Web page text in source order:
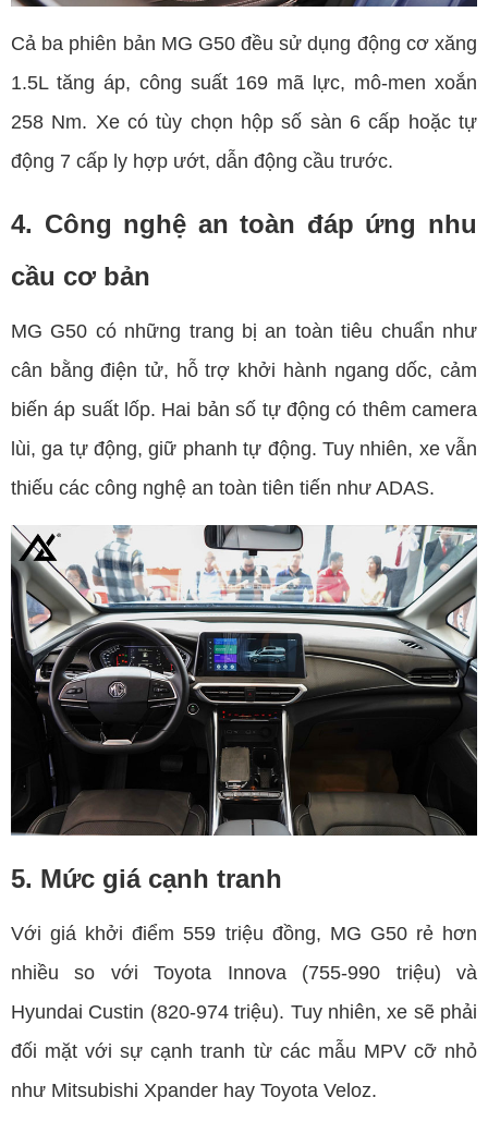
Cả ba phiên bản MG G50 đều sử dụng động cơ xăng
1.5L tăng áp, công suất 169 mã lực, mô-men xoắn
258 Nm. Xe có tùy chọn hộp số sàn 6 cấp hoặc tự
động 7 cấp ly hợp ướt, dẫn động cầu trước.
4. Công nghệ an toàn đáp ứng nhu
cầu cơ bản
MG G50 có những trang bị an toàn tiêu chuẩn như
cân bằng điện tử, hỗ trợ khởi hành ngang dốc, cảm
biến áp suất lốp. Hai bản số tự động có thêm camera
lùi, ga tự động, giữ phanh tự động. Tuy nhiên, xe vẫn
thiếu các công nghệ an toàn tiên tiến như ADAS.
5. Mức giá cạnh tranh
Với giá khởi điểm 559 triệu đồng, MG G50 rẻ hơn
nhiều so với Toyota Innova (755-990 triệu) và
Hyundai Custin (820-974 triệu). Tuy nhiên, xe sẽ phải
đối mặt với sự cạnh tranh từ các mẫu MPV cỡ nhỏ
như Mitsubishi Xpander hay Toyota Veloz.